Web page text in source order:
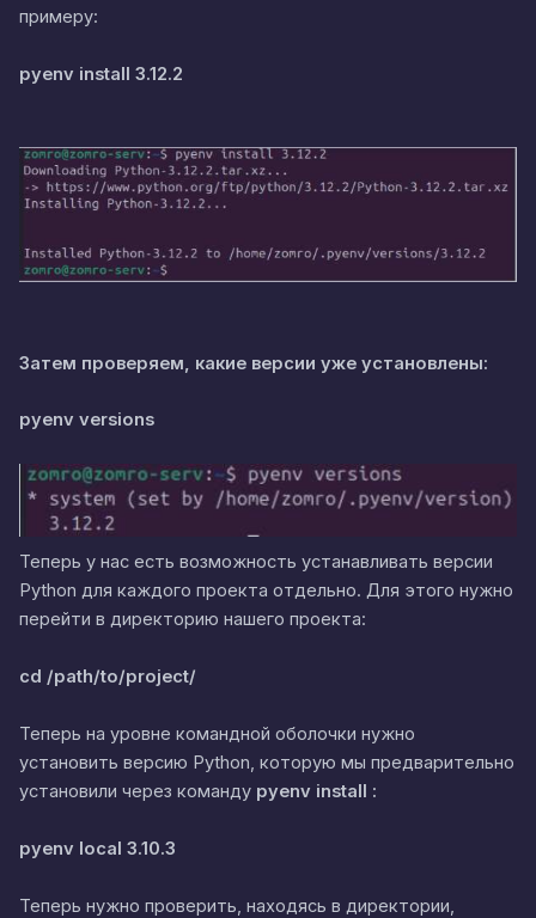
примеру:
pyenv install 3.12.2
Затем проверяем, какие версии уже установлены:
pyenv versions
Теперь у нас есть возможность устанавливать версии
Python для каждого проекта отдельно. Для этого нужно
перейти в директорию нашего проекта:
cd /path/to/project/
Теперь на уровне командной оболочки нужно
установить версию Python, которую мы предварительно
установили через команду pyenv install :
pyenv local 3.10.3
Теперь нужно проверить, находясь в директории,